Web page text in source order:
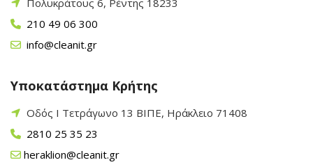
210 49 06 300
info@cleanit.gr
Υποκατάστημα Κρήτης
Οδός Ι Τετράγωνο 13 ΒΙΠΕ, Ηράκλειο 71408
2810 25 35 23
heraklion@cleanit.gr